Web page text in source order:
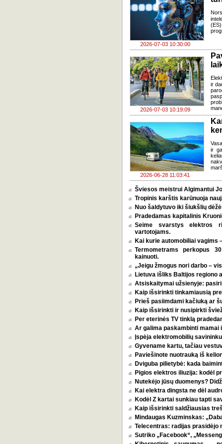
2026-07-03 10:30:00
2026-07-03 10:19:09
ir
2026-06-28 11:03:41
ir
Šviesos meistrui Algimantui
Tropinis karštis karūnuoja
Nuo šaldytuvo iki šiukšlių
Pradedamas kapitalinis
Seime svarstys elektros
vartotojams.
Kai kurie automobiliai vagims
Termometrams perkopus
kainuoti.
„Jeigu žmogus nori darbo –
Lietuva išliks Baltijos regiono
Atsiskaitymai užsienyje:
Kaip išsirinkti tinkamiausią
Prieš pasiimdami kačiuką ar
Kaip išsirinkti ir nusipirkti
Per eterinės TV tinklą
Ar galima paskambinti mamai
Įspėja elektromobilių
Gyvename kartu, tačiau
Paviešinote nuotrauką iš
Dviguba pilietybė: kada
Pigios elektros iliuzija: kodėl
Nutekėjo jūsų duomenys?
Kai elektra dingsta ne dėl
Kodėl Z kartai sunkiau tapti
Kaip išsirinkti saldžiausias
Mindaugas Kuzminskas:
Telecentras: radijas prasidėjo
Sutriko „Facebook“,